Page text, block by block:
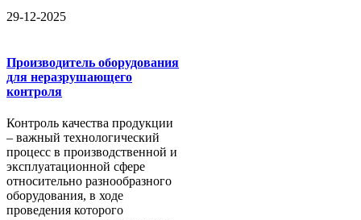
29-12-2025
Производитель оборудования
для неразрушающего
контроля
Контроль качества продукции
– важный технологический
процесс в производственной и
эксплуатационной сфере
относительно разнообразного
оборудования, в ходе
проведения которого